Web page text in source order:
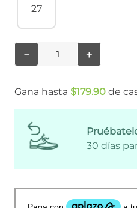
27
＋
－
Gana hasta $179.90 de
30 días